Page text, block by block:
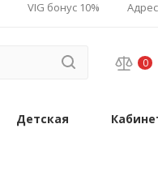
VIG бонус 10%
0
Детская